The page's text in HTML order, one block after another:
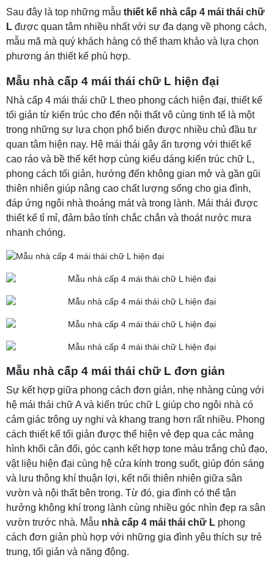
Sau đây là top những mẫu thiết kế nhà cấp 4 mái thái chữ
L được quan tâm nhiều nhất với sự đa dạng về phong cách,
mẫu mã mà quý khách hàng có thể tham khảo và lựa chọn
phương án thiết kế phù hợp.
Mẫu nhà cấp 4 mái thái chữ L hiện đại
Nhà cấp 4 mái thái chữ L theo phong cách hiện đại, thiết kế
tối giản từ kiến trúc cho đến nội thất vô cùng tinh tế là một
trong những sự lựa chọn phổ biến được nhiều chủ đầu tư
quan tâm hiện nay. Hệ mái thái gây ấn tượng với thiết kế
cao ráo và bề thế kết hợp cùng kiểu dáng kiến trúc chữ L,
phong cách tối giản, hướng đến không gian mở và gần gũi
thiên nhiên giúp nâng cao chất lượng sống cho gia đình,
đáp ứng ngôi nhà thoáng mát và trong lành. Mái thái được
thiết kế tỉ mỉ, đảm bảo tính chắc chắn và thoát nước mưa
nhanh chóng.
Mẫu nhà cấp 4 mái thái chữ L đơn giản
Sự kết hợp giữa phong cách đơn giản, nhẹ nhàng cùng với
hệ mái thái chữ A và kiến trúc chữ L giúp cho ngôi nhà có
cảm giác trông uy nghi và khang trang hơn rất nhiều. Phong
cách thiết kế tối giản được thể hiện vẻ đẹp qua các mảng
hình khối cân đối, góc cạnh kết hợp tone màu trắng chủ đạo,
vật liệu hiện đại cùng hệ cửa kính trong suốt, giúp đón sáng
và lưu thông khí thuận lợi, kết nối thiên nhiên giữa sân
vườn và nội thất bên trong. Từ đó, gia đình có thể tận
hưởng không khí trong lành cùng nhiều góc nhìn đẹp ra sân
vườn trước nhà. Mẫu nhà cấp 4 mái thái chữ L phong
cách đơn giản phù hợp với những gia đình yêu thích sự trẻ
trung, tối giản và năng động.